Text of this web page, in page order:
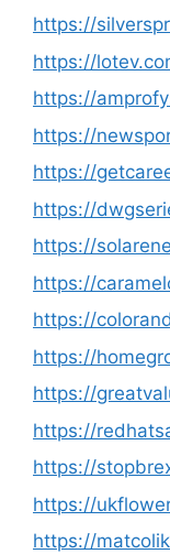
https://
https://
https://
https://
https://
https://
https://
https://
https://
https://
https://
https://
https://
https://
https://